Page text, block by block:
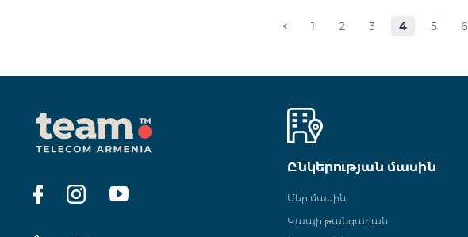
1 2 3 4 5 6
Ընկերության մասին
Մեր մասին
Կապի թանգարան